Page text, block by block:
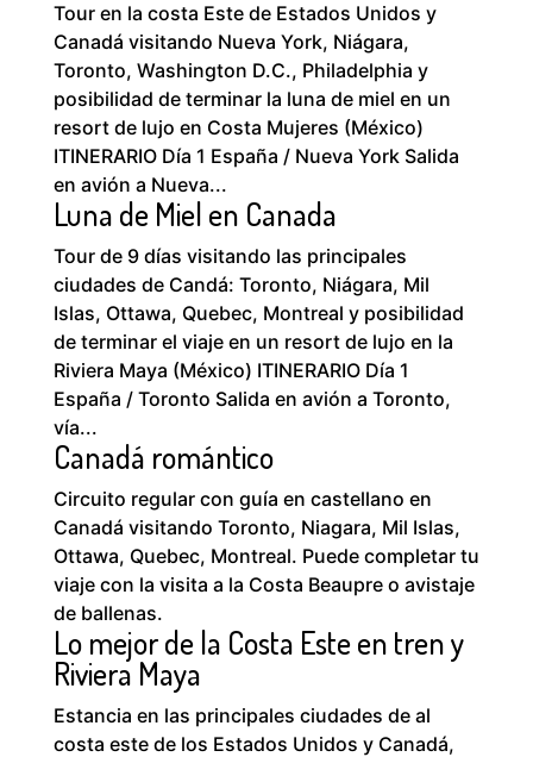
Tour en la costa Este de Estados Unidos y
Canadá visitando Nueva York, Niágara,
Toronto, Washington D.C., Philadelphia y
posibilidad de terminar la luna de miel en un
resort de lujo en Costa Mujeres (México)
ITINERARIO Día 1 España / Nueva York Salida
en avión a Nueva...
Luna de Miel en Canada
Tour de 9 días visitando las principales
ciudades de Candá: Toronto, Niágara, Mil
Islas, Ottawa, Quebec, Montreal y posibilidad
de terminar el viaje en un resort de lujo en la
Riviera Maya (México) ITINERARIO Día 1
España / Toronto Salida en avión a Toronto,
vía...
Canadá romántico
Circuito regular con guía en castellano en
Canadá visitando Toronto, Niagara, Mil Islas,
Ottawa, Quebec, Montreal. Puede completar tu
viaje con la visita a la Costa Beaupre o avistaje
de ballenas.
Lo mejor de la Costa Este en tren y
Riviera Maya
Estancia en las principales ciudades de al
costa este de los Estados Unidos y Canadá,